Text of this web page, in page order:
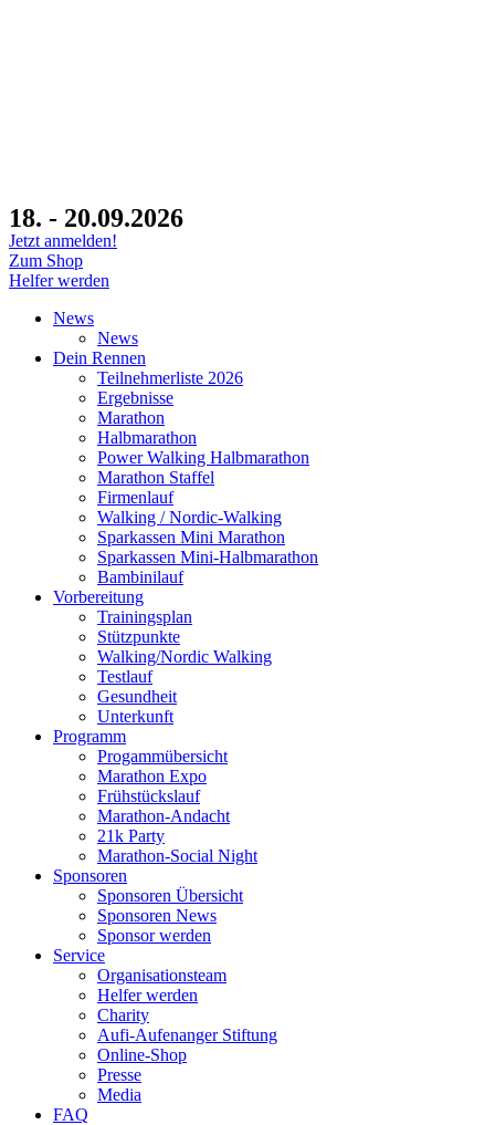
18. - 20.09.2026
Jetzt anmelden!
Zum Shop
Helfer werden
News
News
Dein Rennen
Teilnehmerliste 2026
Ergebnisse
Marathon
Halbmarathon
Power Walking Halbmarathon
Marathon Staffel
Firmenlauf
Walking / Nordic-Walking
Sparkassen Mini Marathon
Sparkassen Mini-Halbmarathon
Bambinilauf
Vorbereitung
Trainingsplan
Stützpunkte
Walking/Nordic Walking
Testlauf
Gesundheit
Unterkunft
Programm
Progammübersicht
Marathon Expo
Frühstückslauf
Marathon-Andacht
21k Party
Marathon-Social Night
Sponsoren
Sponsoren Übersicht
Sponsoren News
Sponsor werden
Service
Organisationsteam
Helfer werden
Charity
Aufi-Aufenanger Stiftung
Online-Shop
Presse
Media
FAQ